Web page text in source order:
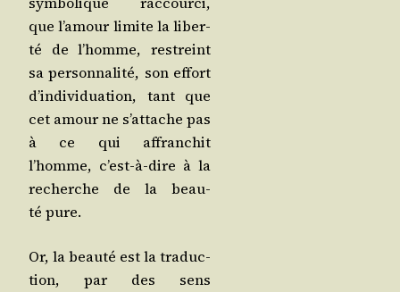
que l’a­mour limite la liber­
té de l’homme, res­treint
sa per­son­na­li­té, son effort
d’in­di­vi­dua­tion, tant que
cet amour ne s’at­tache pas
à ce qui affran­chit
l’homme, c’est-à-dire à la
recherche de la beau­
té pure.
Or, la beau­té est la tra­duc­
tion, par des sens